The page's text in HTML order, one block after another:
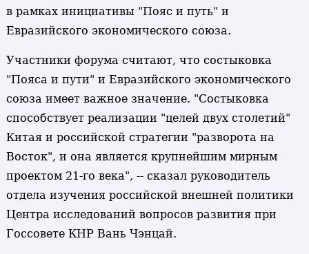
в рамках инициативы "Пояс и путь" и
Евразийского экономического союза.
Участники форума считают, что состыковка
"Пояса и пути" и Евразийского экономического
союза имеет важное значение. "Состыковка
способствует реализации "целей двух столетий"
Китая и российской стратегии "разворота на
Восток", и она является крупнейшим мирным
проектом 21-го века", -- сказал руководитель
отдела изучения российской внешней политики
Центра исследований вопросов развития при
Госсовете КНР Вань Чэнцай.